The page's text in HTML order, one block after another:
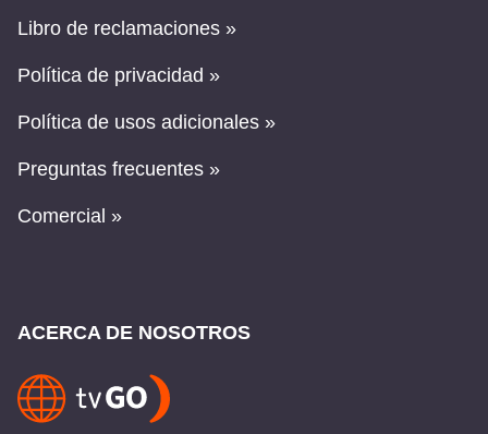
Libro de reclamaciones »
Política de privacidad »
Política de usos adicionales »
Preguntas frecuentes »
Comercial »
ACERCA DE NOSOTROS